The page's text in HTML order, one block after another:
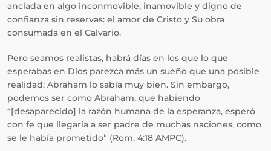
anclada en algo inconmovible, inamovible y digno de
confianza sin reservas: el amor de Cristo y Su obra
consumada en el Calvario.
Pero seamos realistas, habrá días en los que lo que
esperabas en Dios parezca más un sueño que una posible
realidad: Abraham lo sabía muy bien. Sin embargo,
podemos ser como Abraham, que habiendo
“[desaparecido] la razón humana de la esperanza, esperó
con fe que llegaría a ser padre de muchas naciones, como
se le había prometido” (Rom. 4:18 AMPC).